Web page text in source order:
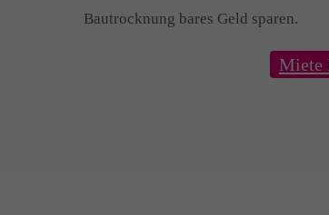
Bautrocknung bares Geld sparen.
Miete